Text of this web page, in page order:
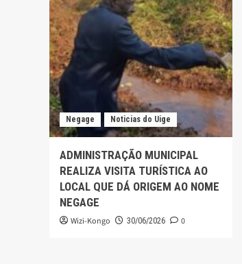
Negage Noticias do Uige
ADMINISTRAÇÃO MUNICIPAL
REALIZA VISITA TURÍSTICA AO
LOCAL QUE DÁ ORIGEM AO NOME
NEGAGE
Wizi-Kongo 30/06/2026 0